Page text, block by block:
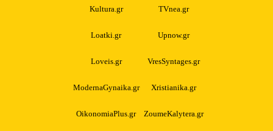
Kultura.gr TVnea.gr
Loatki.gr Upnow.gr
Loveis.gr VresSyntages.gr
ModernaGynaika.gr Xristianika.gr
OikonomiaPlus.gr ZoumeKalytera.gr